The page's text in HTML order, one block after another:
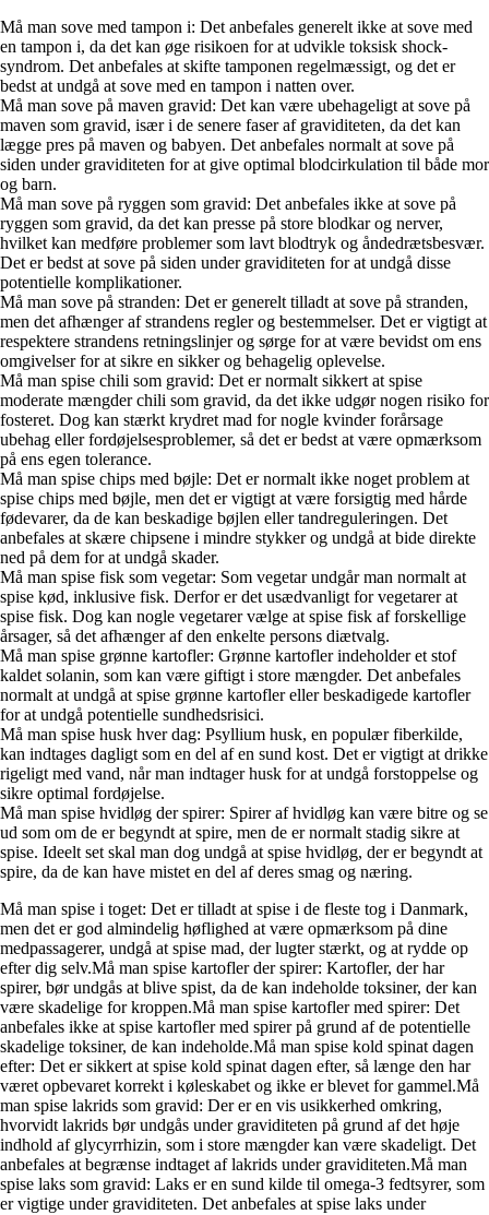
Må man sove med tampon i: Det anbefales generelt ikke at sove med
en tampon i, da det kan øge risikoen for at udvikle toksisk shock-
syndrom. Det anbefales at skifte tamponen regelmæssigt, og det er
bedst at undgå at sove med en tampon i natten over.
Må man sove på maven gravid: Det kan være ubehageligt at sove på
maven som gravid, især i de senere faser af graviditeten, da det kan
lægge pres på maven og babyen. Det anbefales normalt at sove på
siden under graviditeten for at give optimal blodcirkulation til både mor
og barn.
Må man sove på ryggen som gravid: Det anbefales ikke at sove på
ryggen som gravid, da det kan presse på store blodkar og nerver,
hvilket kan medføre problemer som lavt blodtryk og åndedrætsbesvær.
Det er bedst at sove på siden under graviditeten for at undgå disse
potentielle komplikationer.
Må man sove på stranden: Det er generelt tilladt at sove på stranden,
men det afhænger af strandens regler og bestemmelser. Det er vigtigt at
respektere strandens retningslinjer og sørge for at være bevidst om ens
omgivelser for at sikre en sikker og behagelig oplevelse.
Må man spise chili som gravid: Det er normalt sikkert at spise
moderate mængder chili som gravid, da det ikke udgør nogen risiko for
fosteret. Dog kan stærkt krydret mad for nogle kvinder forårsage
ubehag eller fordøjelsesproblemer, så det er bedst at være opmærksom
på ens egen tolerance.
Må man spise chips med bøjle: Det er normalt ikke noget problem at
spise chips med bøjle, men det er vigtigt at være forsigtig med hårde
fødevarer, da de kan beskadige bøjlen eller tandreguleringen. Det
anbefales at skære chipsene i mindre stykker og undgå at bide direkte
ned på dem for at undgå skader.
Må man spise fisk som vegetar: Som vegetar undgår man normalt at
spise kød, inklusive fisk. Derfor er det usædvanligt for vegetarer at
spise fisk. Dog kan nogle vegetarer vælge at spise fisk af forskellige
årsager, så det afhænger af den enkelte persons diætvalg.
Må man spise grønne kartofler: Grønne kartofler indeholder et stof
kaldet solanin, som kan være giftigt i store mængder. Det anbefales
normalt at undgå at spise grønne kartofler eller beskadigede kartofler
for at undgå potentielle sundhedsrisici.
Må man spise husk hver dag: Psyllium husk, en populær fiberkilde,
kan indtages dagligt som en del af en sund kost. Det er vigtigt at drikke
rigeligt med vand, når man indtager husk for at undgå forstoppelse og
sikre optimal fordøjelse.
Må man spise hvidløg der spirer: Spirer af hvidløg kan være bitre og se
ud som om de er begyndt at spire, men de er normalt stadig sikre at
spise. Ideelt set skal man dog undgå at spise hvidløg, der er begyndt at
spire, da de kan have mistet en del af deres smag og næring.
Må man spise i toget: Det er tilladt at spise i de fleste tog i Danmark,
men det er god almindelig høflighed at være opmærksom på dine
medpassagerer, undgå at spise mad, der lugter stærkt, og at rydde op
efter dig selv.Må man spise kartofler der spirer: Kartofler, der har
spirer, bør undgås at blive spist, da de kan indeholde toksiner, der kan
være skadelige for kroppen.Må man spise kartofler med spirer: Det
anbefales ikke at spise kartofler med spirer på grund af de potentielle
skadelige toksiner, de kan indeholde.Må man spise kold spinat dagen
efter: Det er sikkert at spise kold spinat dagen efter, så længe den har
været opbevaret korrekt i køleskabet og ikke er blevet for gammel.Må
man spise lakrids som gravid: Der er en vis usikkerhed omkring,
hvorvidt lakrids bør undgås under graviditeten på grund af det høje
indhold af glycyrrhizin, som i store mængder kan være skadeligt. Det
anbefales at begrænse indtaget af lakrids under graviditeten.Må man
spise laks som gravid: Laks er en sund kilde til omega-3 fedtsyrer, som
er vigtige under graviditeten. Det anbefales at spise laks under